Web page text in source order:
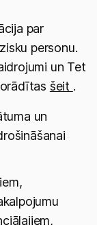
par
personu.
un Tet
šeit .
un